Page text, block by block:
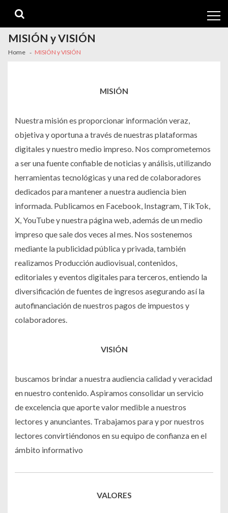
navigation
content
MISIÓN y VISIÓN
Home MISIÓN y VISIÓN
MISIÓN
Nuestra misión es proporcionar información veraz,
objetiva y oportuna a través de nuestras plataformas
digitales y nuestro medio impreso. Nos comprometemos
a ser una fuente confiable de noticias y análisis, utilizando
herramientas tecnológicas y una red de colaboradores
dedicados para mantener a nuestra audiencia bien
informada. Publicamos en Facebook, Instagram, TikTok,
X, YouTube y nuestra página web, además de un medio
impreso que sale dos veces al mes. Nos sostenemos
mediante la publicidad pública y privada, también
realizamos Producción audiovisual, contenidos,
editoriales y eventos digitales para terceros, entiendo la
diversificación de fuentes de ingresos asegurando así la
autofinanciación de nuestros pagos de impuestos y
colaboradores.
VISIÓN
buscamos brindar a nuestra audiencia calidad y veracidad
en nuestro contenido. Aspiramos consolidar un servicio
de excelencia que aporte valor medible a nuestros
lectores y anunciantes. Trabajamos para y por nuestros
lectores convirtiéndonos en su equipo de confianza en el
ámbito informativo
VALORES